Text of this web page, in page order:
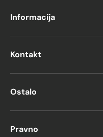
Bezbojno,
Otporno na
Informacija
Kontakt
Ostalo
Pravno